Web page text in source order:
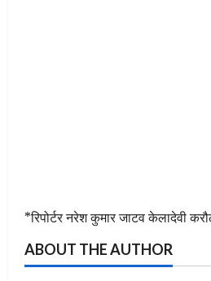
*रिपोर्टर नरेश कुमार जाटव केलादेवी
ABOUT THE AUTHOR